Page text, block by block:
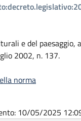
e del paesaggio,
2002, n. 137.
norma
10/05/2025